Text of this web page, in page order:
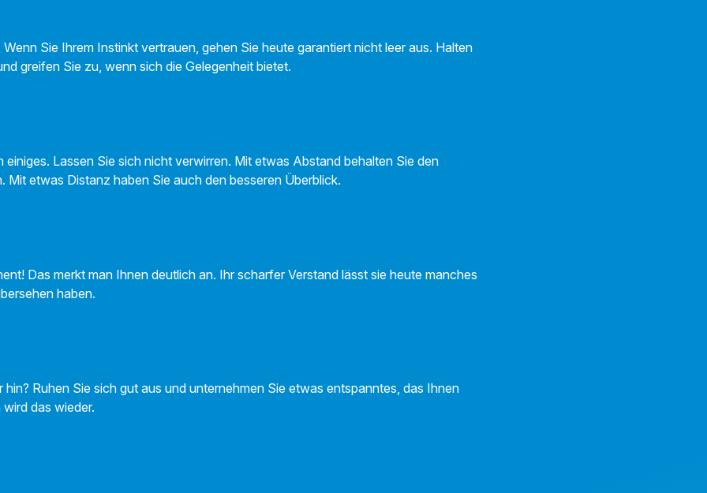
Sie Ihrem Instinkt vertrauen, gehen Sie heute garantiert nicht leer aus. Halten
greifen Sie zu, wenn sich die Gelegenheit bietet.
einiges. Lassen Sie sich nicht verwirren. Mit etwas Abstand behalten Sie den
Mit etwas Distanz haben Sie auch den besseren Überblick.
Das merkt man Ihnen deutlich an. Ihr scharfer Verstand lässt sie heute manches
haben.
Ruhen Sie sich gut aus und unternehmen Sie etwas entspanntes, das Ihnen
das wieder.